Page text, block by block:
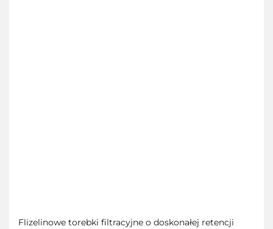
Flizelinowe torebki filtracyjne o doskonałej retencji